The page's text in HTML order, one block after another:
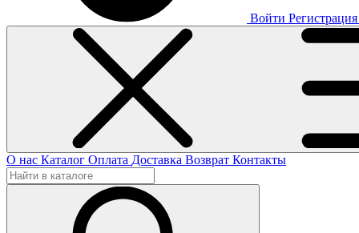
Войти Регистрация
О нас Каталог Оплата Доставка Возврат Контакты